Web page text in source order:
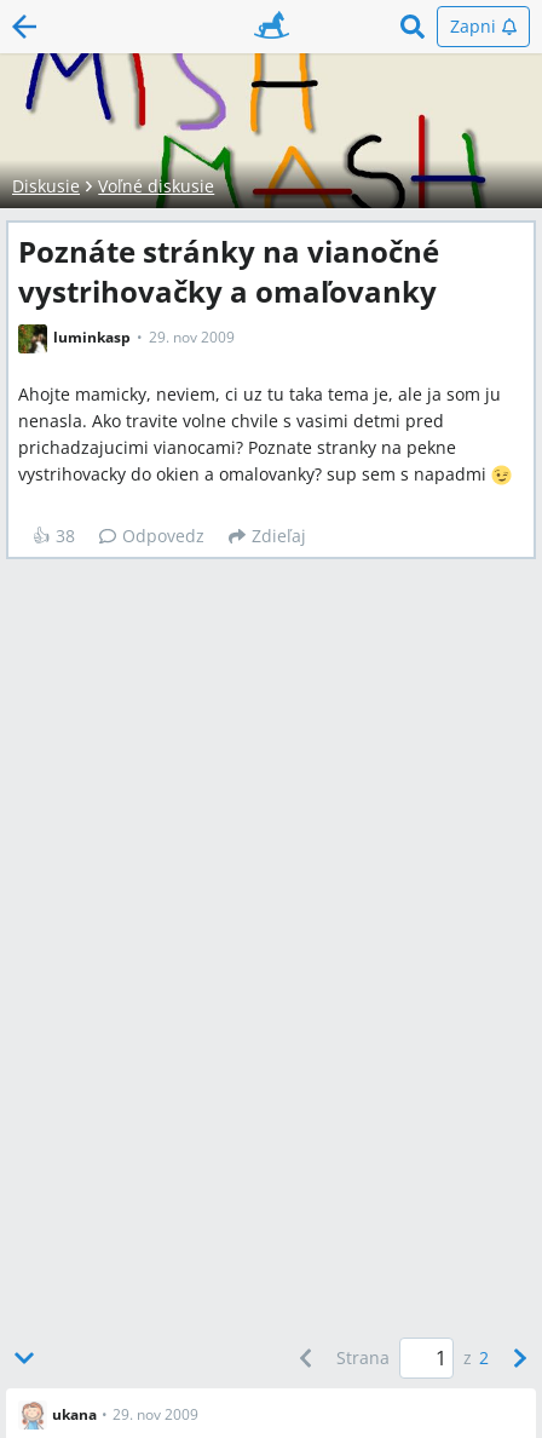
Zapni
Diskusie Voľné diskusie
Poznáte stránky na vianočné
vystrihovačky a omaľovanky
luminkasp 29. nov 2009
Ahojte mamicky, neviem, ci uz tu taka tema je, ale ja som ju
nenasla. Ako travite volne chvile s vasimi detmi pred
prichadzajucimi vianocami? Poznate stranky na pekne
vystrihovacky do okien a omalovanky? sup sem s napadmi
👍 38 Odpovedz Zdieľaj
Strana z 2
ukana • 29. nov 2009